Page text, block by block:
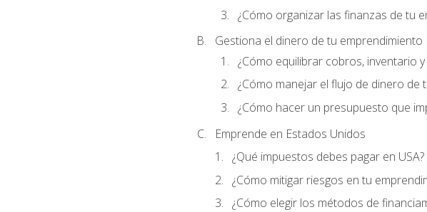
¿Cómo organizar las finanzas de tu
Gestiona el dinero de tu emprendimiento
¿Cómo equilibrar cobros, inventario y
¿Cómo manejar el flujo de dinero de
¿Cómo hacer un presupuesto que
Emprende en Estados Unidos
¿Qué impuestos debes pagar en USA?
¿Cómo mitigar riesgos en tu
¿Cómo elegir los métodos de